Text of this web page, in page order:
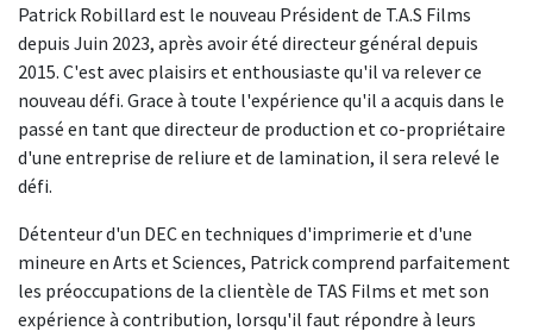
Patrick Robillard est le nouveau Président de T.A.S Films
depuis Juin 2023, après avoir été directeur général depuis
2015. C'est avec plaisirs et enthousiaste qu'il va relever ce
nouveau défi. Grace à toute l'expérience qu'il a acquis dans le
passé en tant que directeur de production et co-propriétaire
d'une entreprise de reliure et de lamination, il sera relevé le
défi.
Détenteur d'un DEC en techniques d'imprimerie et d'une
mineure en Arts et Sciences, Patrick comprend parfaitement
les préoccupations de la clientèle de TAS Films et met son
expérience à contribution, lorsqu'il faut répondre à leurs